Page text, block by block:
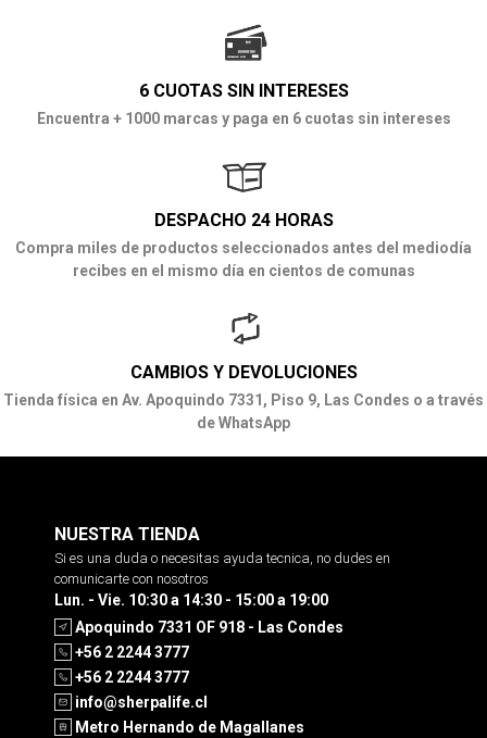
6 CUOTAS SIN INTERESES
Encuentra + 1000 marcas y paga en 6 cuotas sin intereses
DESPACHO 24 HORAS
Compra miles de productos seleccionados antes del mediodía
recibes en el mismo día en cientos de comunas
CAMBIOS Y DEVOLUCIONES
Tienda física en Av. Apoquindo 7331, Piso 9, Las Condes o a través
de WhatsApp
NUESTRA TIENDA
Si es una duda o necesitas ayuda tecnica, no dudes en
comunicarte con nosotros
Lun. - Vie. 10:30 a 14:30 - 15:00 a 19:00
Apoquindo 7331 OF 918 - Las Condes
+56 2 2244 3777
+56 2 2244 3777
info@sherpalife.cl
Metro Hernando de Magallanes